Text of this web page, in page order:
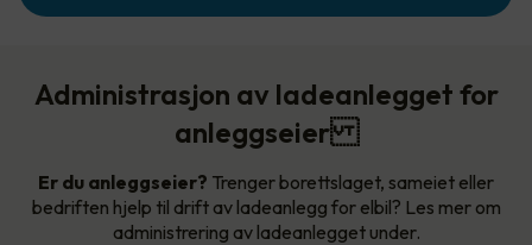
Administrasjon av ladeanlegget for
anleggseier
Er du anleggseier? Trenger borettslaget, sameiet eller
bedriften hjelp til drift av ladeanlegg for elbil? Les mer om
administrering av ladeanlegget under.